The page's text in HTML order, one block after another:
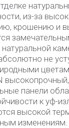
из-за
крошению и
не
панели
к уф-
высокой
изменениям.